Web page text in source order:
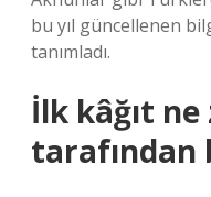
bu yıl güncellenen
tanımladı.
İlk kâğıt